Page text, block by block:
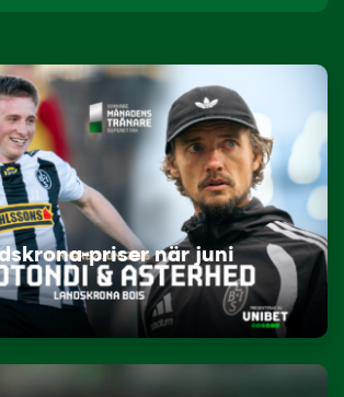
priser när juni